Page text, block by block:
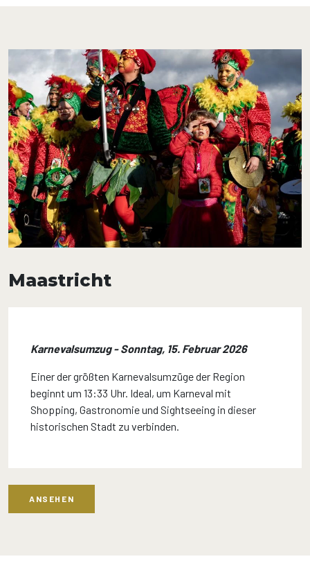
Maastricht
Karnevalsumzug - Sonntag, 15. Februar 2026
Einer der größten Karnevalsumzüge der Region
beginnt um 13:33 Uhr. Ideal, um Karneval mit
Shopping, Gastronomie und Sightseeing in dieser
historischen Stadt zu verbinden.
ANSEHEN